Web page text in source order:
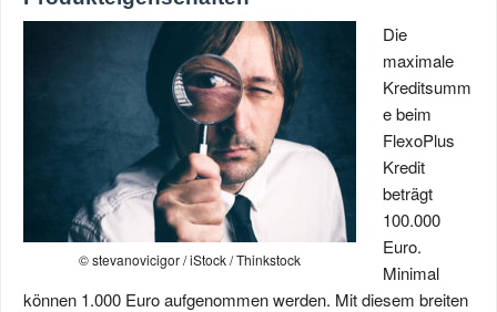
© stevanovicigor / iStock / Thinkstock
Die
maximale
Kreditsumm
e beim
FlexoPlus
Kredit
beträgt
100.000
Euro.
Minimal
können 1.000 Euro aufgenommen werden. Mit diesem breiten